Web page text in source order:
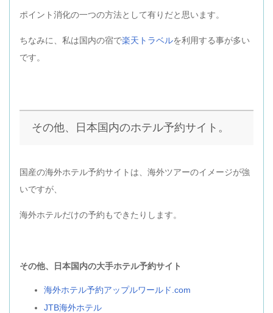
ポイント消化の一つの方法として有りだと思います。
ちなみに、私は国内の宿で楽天トラベルを利用する事が多い
です。
その他、日本国内のホテル予約サイト。
国産の海外ホテル予約サイトは、海外ツアーのイメージが強
いですが、
海外ホテルだけの予約もできたりします。
その他、日本国内の大手ホテル予約サイト
海外ホテル予約アップルワールド.com
JTB海外ホテル